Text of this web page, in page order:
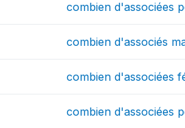
combien d'associées
combien d'associés
combien d'associées
combien d'associées